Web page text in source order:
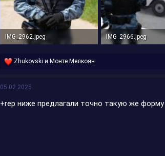
IMG_2962.jpeg IMG_2966.jpeg
Р
к
и
Zhukovski иМонте Мелкоян
05.02.2025
+rep ниже предлагали точно такую же форму